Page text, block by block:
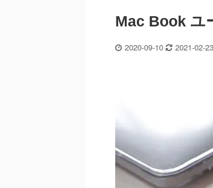
Mac Book ユ
2020-09-10 2021-02-23